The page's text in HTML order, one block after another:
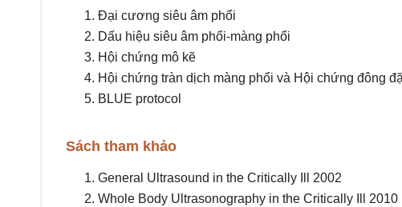
Đại cương siêu âm phổi
Dấu hiệu siêu âm phổi-màng phổi
Hội chứng mô kẽ
Hội chứng tràn dịch màng phổi và Hội chứng đông
BLUE protocol
Sách tham khảo
General Ultrasound in the Critically Ill 2002
Whole Body Ultrasonography in the Critically Ill 2010